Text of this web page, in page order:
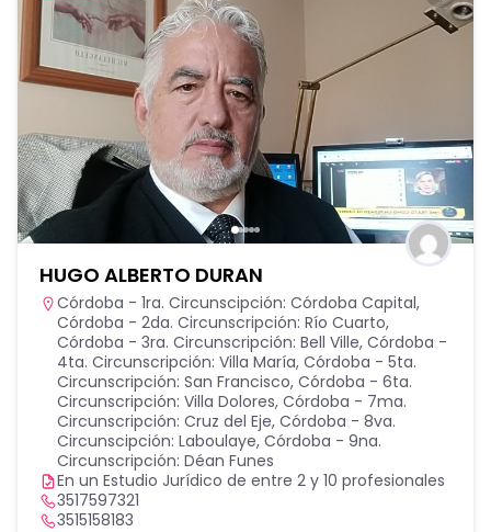
HUGO ALBERTO DURAN
Córdoba - 1ra. Circunscipción: Córdoba Capital,
Córdoba - 2da. Circunscripción: Río Cuarto,
Córdoba - 3ra. Circunscripción: Bell Ville, Córdoba -
4ta. Circunscripción: Villa María, Córdoba - 5ta.
Circunscripción: San Francisco, Córdoba - 6ta.
Circunscripción: Villa Dolores, Córdoba - 7ma.
Circunscripción: Cruz del Eje, Córdoba - 8va.
Circunscipción: Laboulaye, Córdoba - 9na.
Circunscripción: Déan Funes
En un Estudio Jurídico de entre 2 y 10 profesionales
3517597321
3515158183